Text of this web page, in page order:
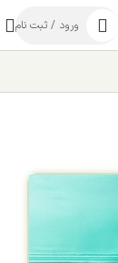
ورود / ثبت نام